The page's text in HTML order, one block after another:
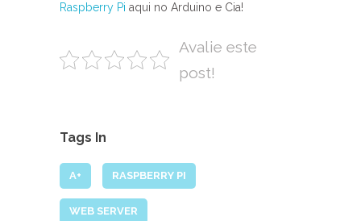
Raspberry Pi aqui no Arduino e Cia!
Avalie este
post!
Tags In
A+ RASPBERRY PI
WEB SERVER